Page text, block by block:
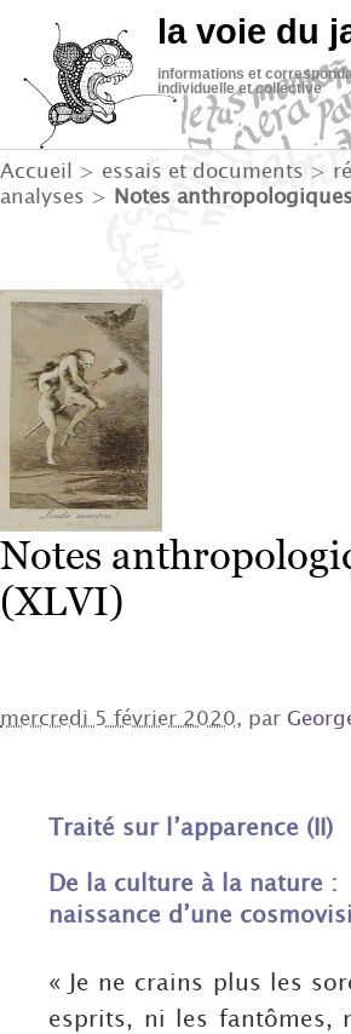
la voie du
informations et
individuelle et collective
Accueil > essais et documents >
analyses > Notes
Notes
(XLVI)
mercredi 5 février 2020, par
Traité sur l’apparence (II)
De la culture à la nature :
naissance d’une
« Je ne crains plus les
esprits, ni les fantômes,